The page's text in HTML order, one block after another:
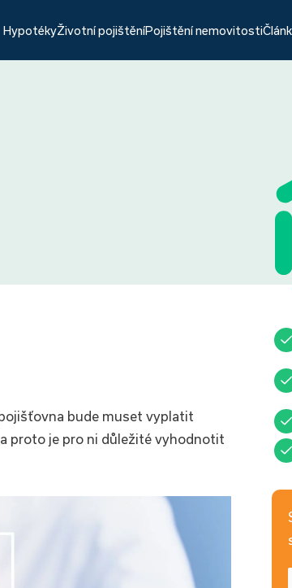
HypotékyŽivotní pojištěníPojištění nemovitosti
bude muset vyplatit
proto je pro ni důležité vyhodnotit